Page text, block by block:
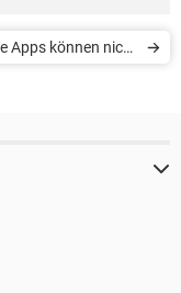
Apps können nicht